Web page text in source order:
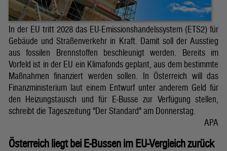
In der EU tritt 2028 das EU-Emissionshandelssystem (ETS2) für
Gebäude und Straßenverkehr in Kraft. Damit soll der Ausstieg
aus fossilen Brennstoffen beschleunigt werden. Bereits im
Vorfeld ist in der EU ein Klimafonds geplant, aus dem bestimmte
Maßnahmen finanziert werden sollen. In Österreich will das
Finanzministerium laut einem Entwurf unter anderem Geld für
den Heizungstausch und für E-Busse zur Verfügung stellen,
schreibt die Tageszeitung "Der Standard" am Donnerstag.
APA
Österreich liegt bei E-Bussen im EU-Vergleich zurück